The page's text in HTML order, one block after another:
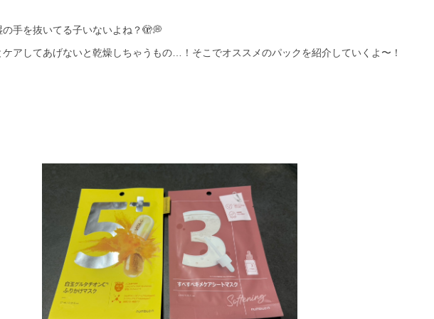
手を抜いてる子いないよね？🫣💭
アしてあげないと乾燥しちゃうもの…！そこでオススメのパックを紹介していくよ〜！